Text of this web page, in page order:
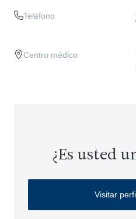
Teléfono
Centro médico
¿Es usted
Visitar